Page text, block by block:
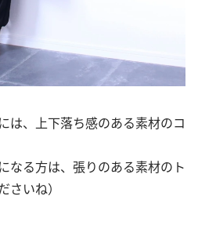
は、上下落ち感のある素材のコ
なる方は、張りのある素材のト
さいね）